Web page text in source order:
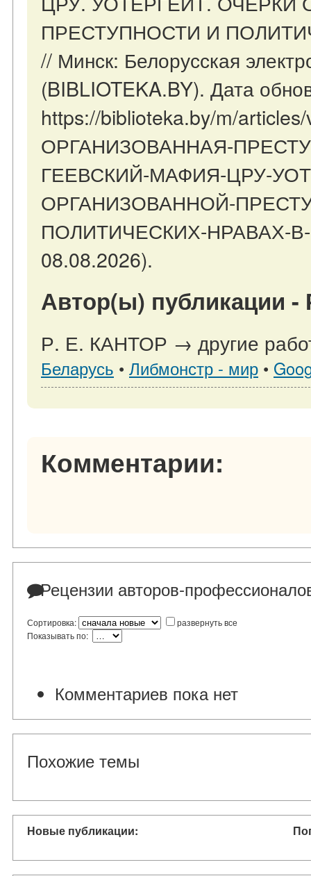
ПРЕСТУПНОСТИ И
// Минск: Белорусская
(BIBLIOTEKA.BY). Дата
https://biblioteka.by/m/
ОРГАНИЗОВАННАЯ-
ГЕЕВСКИЙ-МАФИЯ-ЦРУ-
ОРГАНИЗОВАННОЙ-
ПОЛИТИЧЕСКИХ-НРАВАХ-В-
08.08.2026).
Автор(ы) публикации
Р. Е. КАНТОР → другие
Беларусь • Либмонстр - мир •
Комментарии:
Рецензии авторов-
Сортировка:
развернуть все
Показывать по:
Комментариев пока нет
Похожие темы
Новые публикации: